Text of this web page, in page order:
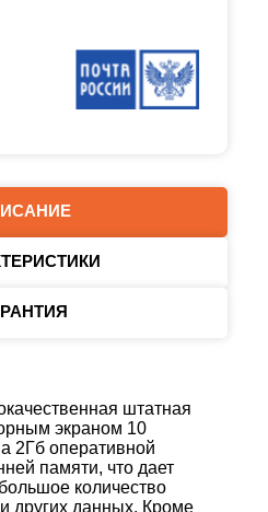
штатная
экраном 10
2Гб оперативной
памяти, что дает
количество
других данных. Кроме